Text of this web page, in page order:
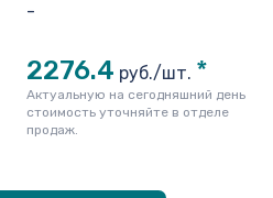
-
2276.4 руб./шт. *
Актуальную на сегодняшний день
стоимость уточняйте в отделе
продаж.